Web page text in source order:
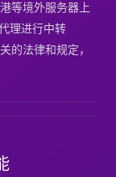
等境外服务器上
理进行中转
的法律和规定，